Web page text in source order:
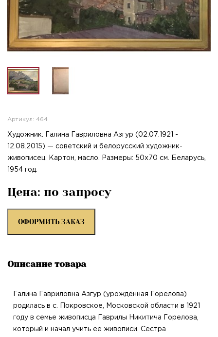
Артикул: 464
Художник: Галина Гавриловна Азгур (02.07.1921 -
12.08.2015) — советский и белорусский художник-
живописец. Картон, масло. Размеры: 50х70 см. Беларусь,
1954 год.
Цена: по запросу
ОФОРМИТЬ ЗАКАЗ
Описание товара
Галина Гавриловна Азгур (урождённая Горелова)
родилась в с. Покровское, Московской области в 1921
году в семье живописца Гаврилы Никитича Горелова,
который и начал учить ее живописи. Сестра